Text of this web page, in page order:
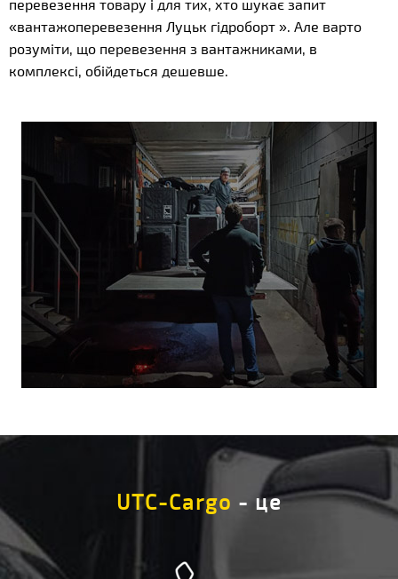
перевезення товару і для тих, хто шукає запит
«вантажоперевезення Луцьк гідроборт ». Але варто
розуміти, що перевезення з вантажниками, в
комплексі, обійдеться дешевше.
UTC-Cargo - це